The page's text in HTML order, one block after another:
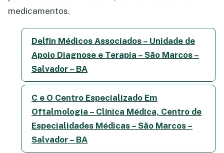
medicamentos.
Delfin Médicos Associados – Unidade de
Apoio Diagnose e Terapia – São Marcos –
Salvador – BA
C e O Centro Especializado Em
Oftalmologia – Clínica Médica, Centro de
Especialidades Médicas – São Marcos –
Salvador – BA